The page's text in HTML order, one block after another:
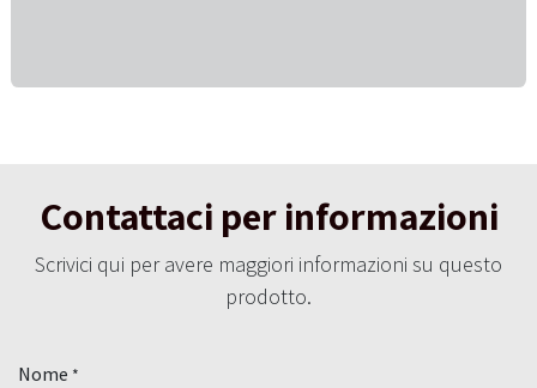
Contattaci per informazioni
Scrivici qui per avere maggiori informazioni su questo
prodotto.
Nome *